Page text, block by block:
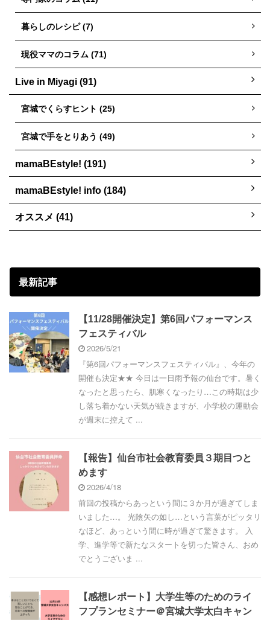
暮らしのレシピ (7)
現役ママのコラム (71)
Live in Miyagi (91)
宮城でくらすヒント (25)
宮城で手をとりあう (49)
mamaBEstyle! (191)
mamaBEstyle! info (184)
オススメ (41)
最新記事
【11/28開催決定】第6回パフォーマンス
フェスティバル
2026/5/21
『第6回パフォーマンスフェスティバル』、今年の
開催も決定★★ 今日は一日雨予報の仙台です。暑く
なったと思ったら、肌寒くなったり…この時期は少
し落ち着かない天気が続きますが、小学校の運動会
が週末に控えて ...
【報告】仙台市社会教育委員３期目つと
めます
2026/4/18
前回の投稿からあっという間に３か月が過ぎてしま
いました…。 光陰矢の如し…という言葉がピッタリ
なほど、あっという間に時が過ぎて驚きます。 入
学、進学等で新たなスタートを切った皆さん、おめ
でとうございま ...
【感想レポート】大学生等のためのライ
フプランセミナー＠宮城大学太白キャン